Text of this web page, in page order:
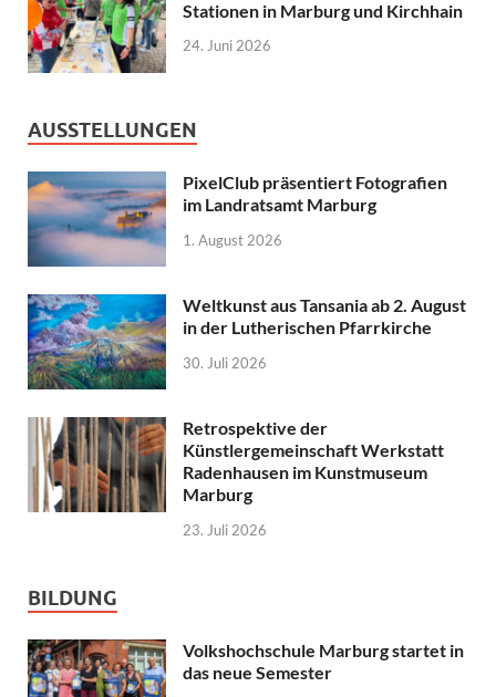
Stationen in Marburg und Kirchhain
24. Juni 2026
AUSSTELLUNGEN
PixelClub präsentiert Fotografien
im Landratsamt Marburg
1. August 2026
Weltkunst aus Tansania ab 2. August
in der Lutherischen Pfarrkirche
30. Juli 2026
Retrospektive der
Künstlergemeinschaft Werkstatt
Radenhausen im Kunstmuseum
Marburg
23. Juli 2026
BILDUNG
Volkshochschule Marburg startet in
das neue Semester